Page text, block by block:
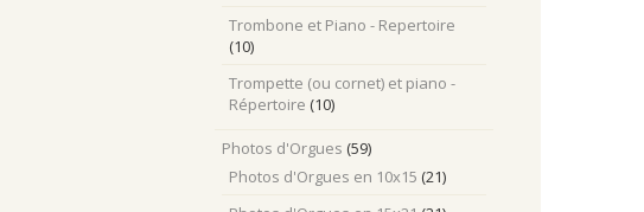
Trombone et Piano - Repertoire
(10)
Trompette (ou cornet) et piano -
Répertoire (10)
Photos d'Orgues (59)
Photos d'Orgues en 10x15 (21)